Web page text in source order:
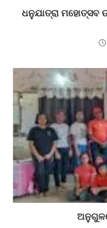
ଧନୁଯାତ୍ରା ମହୋତ୍ସବ